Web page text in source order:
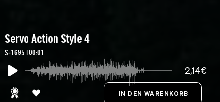
Servo Action Style 4
S-1695 | 00:01
2,14€